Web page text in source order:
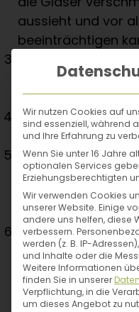
aussieht und vor
beeinträchtigen
Die Gläser bzw.
den Einkochtopf
berühren.
So viel Wasser in
Gläser maximal
Wie lange und bei
eingekocht wird,
Die Einkochdauer
die geforderte
Nach der
Topf vorsichtig
und die Gläser
einer Zange
feuchtes Tuch
Wir nutzen Cookies auf
sind essenziell, während
und Ihre Erfahrung zu
Wenn Sie unter 16 Jahre
optionalen Services
Erziehungsberechtigten
Wir verwenden Cookies
unserer Website. Einige
andere uns helfen, diese
verbessern.
werden (z. B. IP-
und Inhalte oder die
Weitere Informationen
finden Sie in unserer
Verpflichtung, in die
um dieses Angebot zu